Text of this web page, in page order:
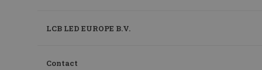
LCB LED EUROPE B.V.
Contact